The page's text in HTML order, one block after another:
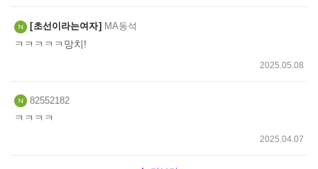
초선이라는여자 MA동석
ㅋㅋㅋㅋㅋ망치!
2025.05.08
82552182
ㅋㅋㅋㅋ
2025.04.07